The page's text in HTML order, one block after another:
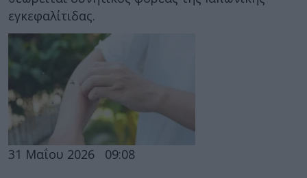
εγκεφαλίτιδας.
31 Μαΐου 2026 09:08